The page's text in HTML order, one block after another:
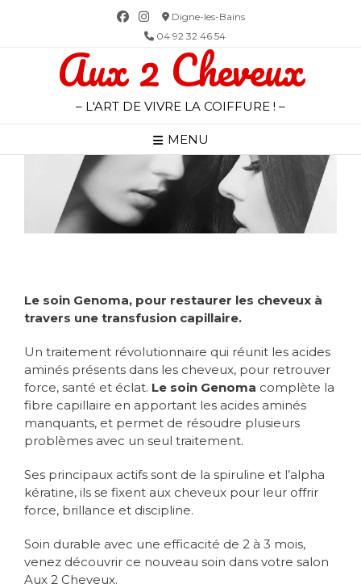
Digne-les-Bains
04 92 32 46 54
Aux 2 Cheveux
– L'ART DE VIVRE LA COIFFURE ! –
MENU
Le soin Genoma, pour restaurer les cheveux à
travers une transfusion capillaire.
Un traitement révolutionnaire qui réunit les acides
aminés présents dans les cheveux, pour retrouver
force, santé et éclat. Le soin Genoma complète la
fibre capillaire en apportant les acides aminés
manquants, et permet de résoudre plusieurs
problèmes avec un seul traitement.
Ses principaux actifs sont de la spiruline et l’alpha
kératine, ils se fixent aux cheveux pour leur offrir
force, brillance et discipline.
Soin durable avec une efficacité de 2 à 3 mois,
venez découvrir ce nouveau soin dans votre salon
Aux 2 Cheveux.